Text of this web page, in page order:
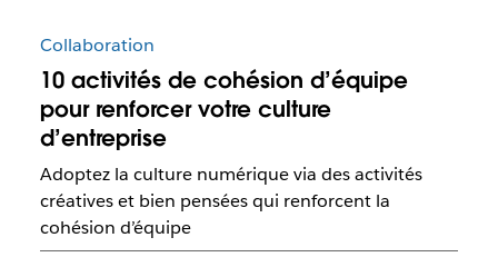
Collaboration
10 activités de cohésion d’équipe
pour renforcer votre culture
d’entreprise
Adoptez la culture numérique via des activités
créatives et bien pensées qui renforcent la
cohésion d’équipe